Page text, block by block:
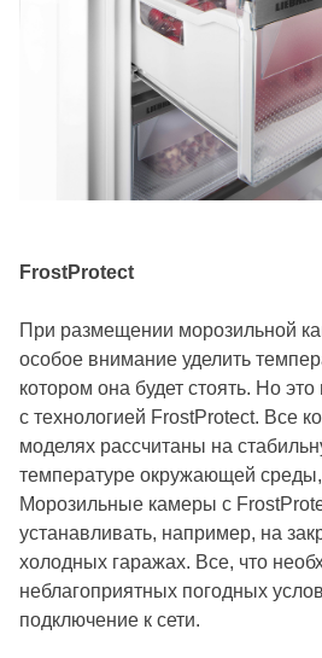
FrostProtect
При размещении морозильной
особое внимание уделить
котором она будет стоять. Но это
с технологией FrostProtect. Все
моделях рассчитаны на
температуре окружающей
Морозильные камеры с
устанавливать, например, на
холодных гаражах. Все, что
неблагоприятных погодных
подключение к сети.